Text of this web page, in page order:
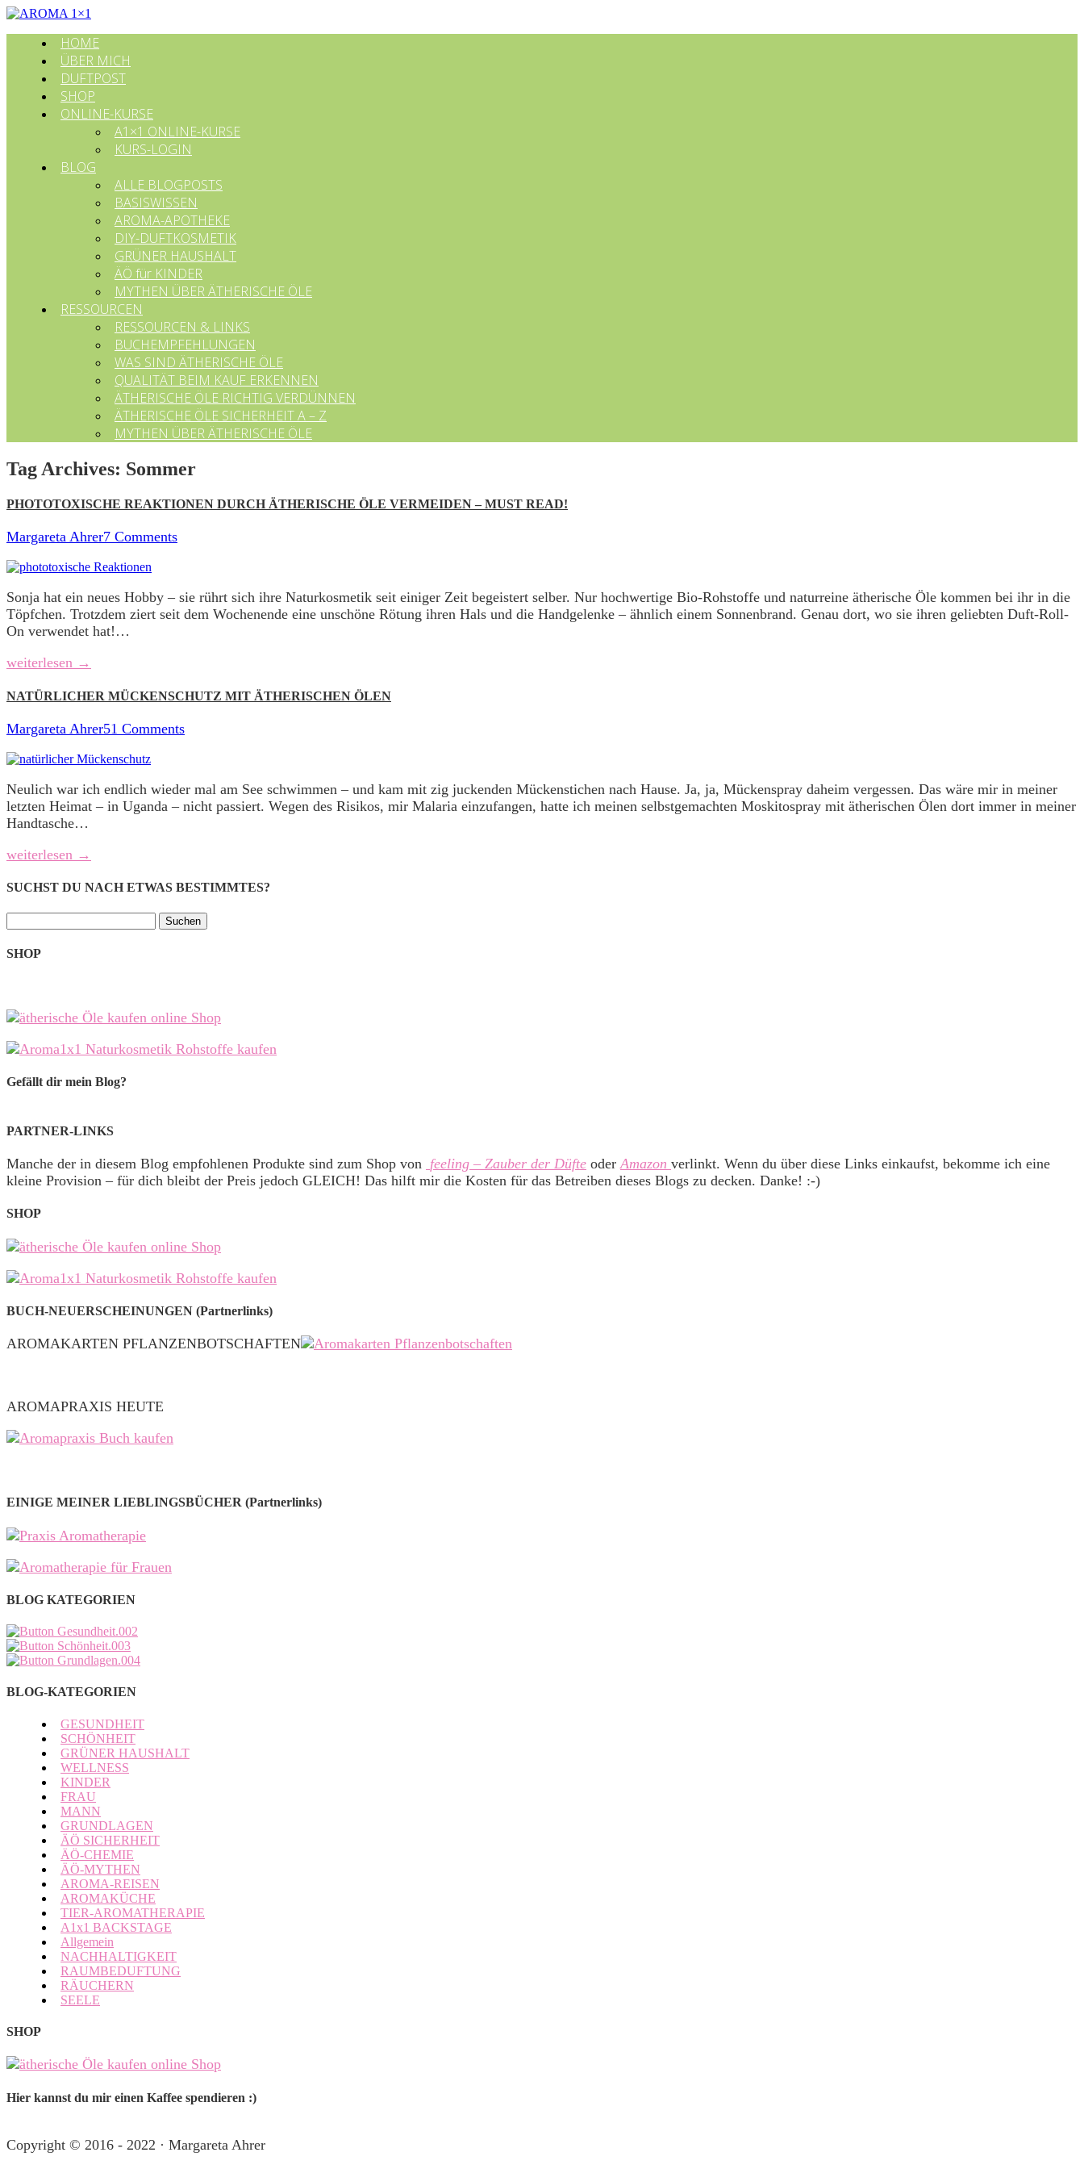
HOME
ÜBER MICH
DUFTPOST
SHOP
ONLINE-KURSE
A1×1 ONLINE-KURSE
KURS-LOGIN
BLOG
ALLE BLOGPOSTS
BASISWISSEN
AROMA-APOTHEKE
DIY-DUFTKOSMETIK
GRÜNER HAUSHALT
ÄÖ für KINDER
MYTHEN ÜBER ÄTHERISCHE ÖLE
RESSOURCEN
RESSOURCEN & LINKS
BUCHEMPFEHLUNGEN
WAS SIND ÄTHERISCHE ÖLE
QUALITÄT BEIM KAUF ERKENNEN
ÄTHERISCHE ÖLE RICHTIG VERDÜNNEN
ÄTHERISCHE ÖLE SICHERHEIT A – Z
MYTHEN ÜBER ÄTHERISCHE ÖLE
Tag Archives: Sommer
PHOTOTOXISCHE REAKTIONEN DURCH ÄTHERISCHE ÖLE VERMEIDEN – MUST READ!
Margareta Ahrer7 Comments
Sonja hat ein neues Hobby – sie rührt sich ihre Naturkosmetik seit einiger Zeit begeistert selber. Nur hochwertige Bio-Rohstoffe und naturreine ätherische Öle kommen bei ihr in die
Töpfchen. Trotzdem ziert seit dem Wochenende eine unschöne Rötung ihren Hals und die Handgelenke – ähnlich einem Sonnenbrand. Genau dort, wo sie ihren geliebten Duft-Roll-
On verwendet hat!…
weiterlesen →
NATÜRLICHER MÜCKENSCHUTZ MIT ÄTHERISCHEN ÖLEN
Margareta Ahrer51 Comments
Neulich war ich endlich wieder mal am See schwimmen – und kam mit zig juckenden Mückenstichen nach Hause. Ja, ja, Mückenspray daheim vergessen. Das wäre mir in meiner
letzten Heimat – in Uganda – nicht passiert. Wegen des Risikos, mir Malaria einzufangen, hatte ich meinen selbstgemachten Moskitospray mit ätherischen Ölen dort immer in meiner
Handtasche…
weiterlesen →
SUCHST DU NACH ETWAS BESTIMMTES?
nach:
SHOP
Gefällt dir mein Blog?
PARTNER-LINKS
Manche der in diesem Blog empfohlenen Produkte sind zum Shop von feeling – Zauber der Düfte oderAmazon verlinkt. Wenn du über diese Links einkaufst, bekomme ich eine
kleine Provision – für dich bleibt der Preis jedoch GLEICH! Das hilft mir die Kosten für das Betreiben dieses Blogs zu decken. Danke! :-)
SHOP
BUCH-NEUERSCHEINUNGEN (Partnerlinks)
AROMAKARTEN PFLANZENBOTSCHAFTEN
AROMAPRAXIS HEUTE
EINIGE MEINER LIEBLINGSBÜCHER (Partnerlinks)
BLOG KATEGORIEN
BLOG-KATEGORIEN
GESUNDHEIT
SCHÖNHEIT
GRÜNER HAUSHALT
WELLNESS
KINDER
FRAU
MANN
GRUNDLAGEN
ÄÖ SICHERHEIT
ÄÖ-CHEMIE
ÄÖ-MYTHEN
AROMA-REISEN
AROMAKÜCHE
TIER-AROMATHERAPIE
A1x1 BACKSTAGE
Allgemein
NACHHALTIGKEIT
RAUMBEDUFTUNG
RÄUCHERN
SEELE
SHOP
Hier kannst du mir einen Kaffee spendieren :)
Copyright © 2016 - 2022 · Margareta Ahrer